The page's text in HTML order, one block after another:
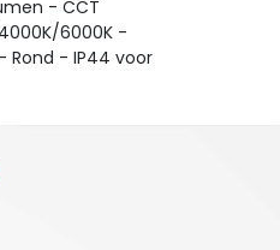
- CCT
6000K -
Rond - IP44 voor